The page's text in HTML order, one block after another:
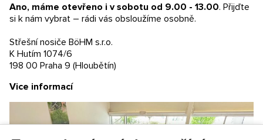
Garance nákupu
Obchodní podmínky
Kontakty
Ochrana soukromí
Ano, máme otevřeno i v sobotu od 9.00 - 13.00. Přijďte
si k nám vybrat – rádi vás obsloužíme osobně.
Střešní nosiče BöHM s.r.o.
K Hutím 1074/6
198 00 Praha 9 (Hloubětín)
Vice informací